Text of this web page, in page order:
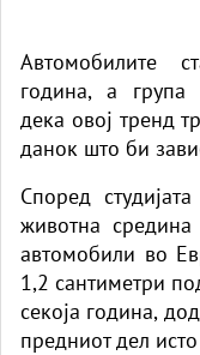
Автомобилите
година, а група
дека овој тренд
данок што би
Според
животна
автомобили во
1,2 сантиметри
секоја година,
предниот дел